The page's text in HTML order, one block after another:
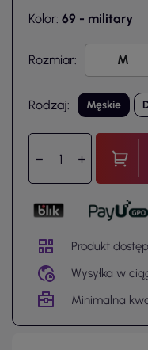
Kolor: 69 - military
Rozmiar:
Rodzaj: Męskie
Produkt
Wysyłka w
Minimalna